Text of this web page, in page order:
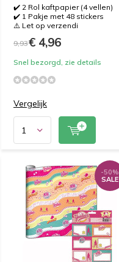
✔️ 2 Rol kaftpapier (4 vellen)
✔️ 1 Pakje met 48 stickers
⚠️ Let op verzendi
9,93€ 4,96
Snel bezorgd, zie details
Vergelijk
-50%
SALE